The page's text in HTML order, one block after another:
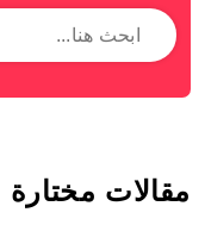
مقالات مختارة